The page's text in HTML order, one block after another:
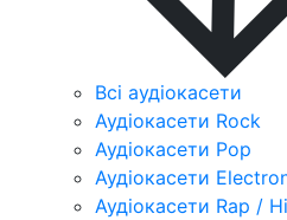
Всі аудіокасети
Аудіокасети Rock
Аудіокасети Pop
Аудіокасети
Аудіокасети Rap /